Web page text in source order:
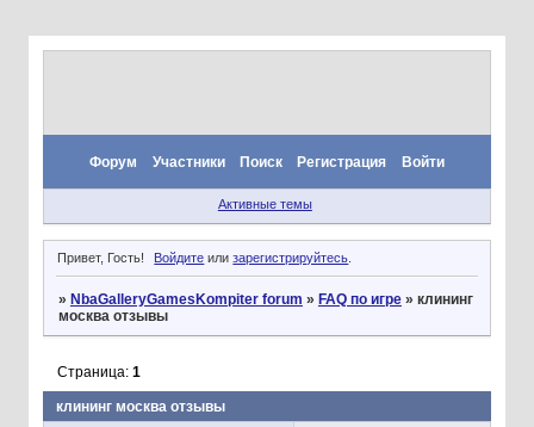
Форум Участники Поиск Регистрация Войти
Активные темы
Привет, Гость! Войдите илизарегистрируйтесь.
» NbaGalleryGamesKompiter forum » FAQ по игре » клининг
москва отзывы
клининг москва отзывы
Страница: 1